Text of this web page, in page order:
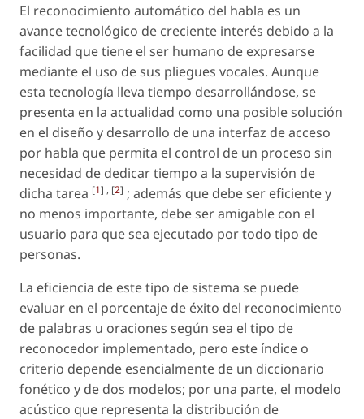
El reconocimiento automático del habla es un
avance tecnológico de creciente interés debido a la
facilidad que tiene el ser humano de expresarse
mediante el uso de sus pliegues vocales. Aunque
esta tecnología lleva tiempo desarrollándose, se
presenta en la actualidad como una posible solución
en el diseño y desarrollo de una interfaz de acceso
por habla que permita el control de un proceso sin
necesidad de dedicar tiempo a la supervisión de
dicha tarea [1] , [2] ; además que debe ser eficiente y
no menos importante, debe ser amigable con el
usuario para que sea ejecutado por todo tipo de
personas.
La eficiencia de este tipo de sistema se puede
evaluar en el porcentaje de éxito del reconocimiento
de palabras u oraciones según sea el tipo de
reconocedor implementado, pero este índice o
criterio depende esencialmente de un diccionario
fonético y de dos modelos; por una parte, el modelo
acústico que representa la distribución de